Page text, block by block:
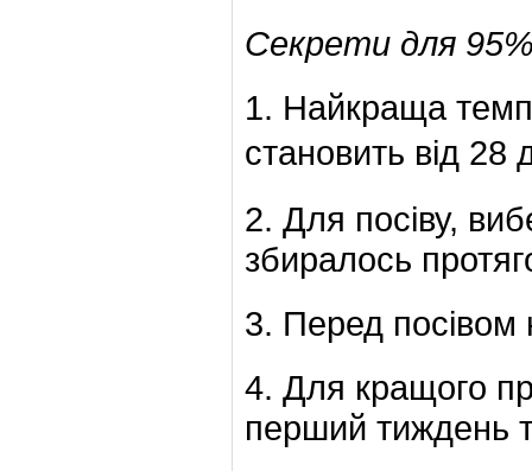
Секрети для
1. Найкраща
становить від
2. Для посіву,
збиралось
3. Перед посівом
4. Для кращого
перший тиждень